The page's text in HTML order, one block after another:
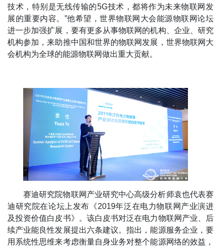
技术，特别是无线传输的5G技术，都将作为未来物联网发
展的重要内容。”他希望，世界物联网大会能源物联网论坛
进一步加强扩展，要有更多从事物联网的机构、企业、研究
机构参加，来助推中国和世界的物联网发展，世界物联网大
会机构为全球的能源物联网做出重大贡献。
赛迪研究院物联网产业研究中心高级分析师袁也代表赛
迪研究院在论坛上发布《2019年泛在电力物联网产业演进
及投资价值白皮书》。该白皮书对泛在电力物联网产业、后
续产业能良性发展提出六条建议。指出，能源服务企业，要
用系统性思维来考虑衡量自身业务对整个能源网络的效益，